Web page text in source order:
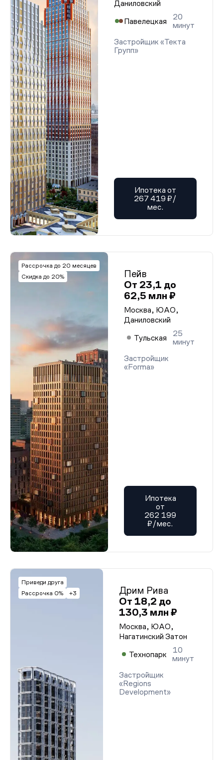
Даниловский
Павелецкая
20
минут
Застройщик «Текта
Групп»
Ипотека от
267 419 ₽/
мес.
Рассрочка до 20 месяцев
Скидка до 20%
Пейв
От 23,1 до
62,5 млн ₽
Москва, ЮАО,
Даниловский
Тульская
25
минут
Застройщик
«Forma»
Ипотека
от
262 199
₽/мес.
Приведи друга
Рассрочка 0%
+3
Дрим Рива
От 18,2 до
130,3 млн ₽
Москва, ЮАО,
Нагатинский Затон
Технопарк
10
минут
Застройщик
«Regions
Development»